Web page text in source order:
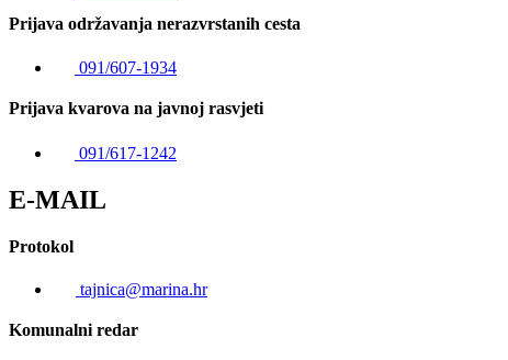
Prijava održavanja nerazvrstanih cesta
091/607-1934
Prijava kvarova na javnoj rasvjeti
091/617-1242
E-MAIL
Protokol
tajnica@marina.hr
Komunalni redar